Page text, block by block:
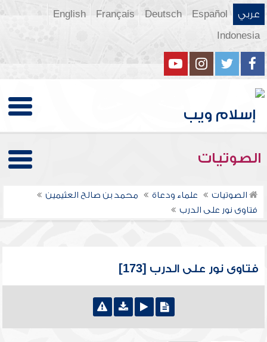
عربي Español
Deutsch
Français
English
Indonesia
الصوتيات
الصوتيات علماء ودعاة
محمد بن صالح العثيمين
فتاوى نور على الدرب
فتاوى نور على الدرب [173]